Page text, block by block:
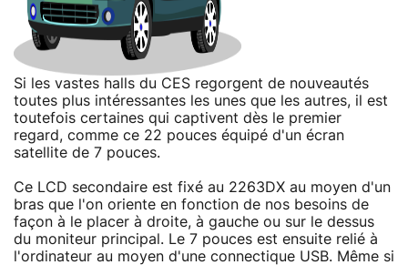
Si les vastes halls du CES regorgent de nouveautés
toutes plus intéressantes les unes que les autres, il est
toutefois certaines qui captivent dès le premier
regard, comme ce 22 pouces équipé d'un écran
satellite de 7 pouces.
Ce LCD secondaire est fixé au 2263DX au moyen d'un
bras que l'on oriente en fonction de nos besoins de
façon à le placer à droite, à gauche ou sur le dessus
du moniteur principal. Le 7 pouces est ensuite relié à
l'ordinateur au moyen d'une connectique USB. Même si